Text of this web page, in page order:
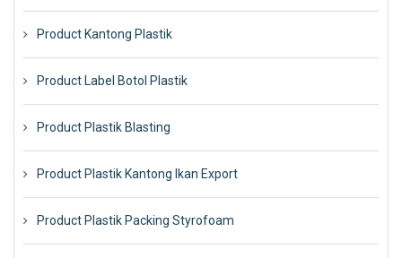
Product Kantong Plastik
Product Label Botol Plastik
Product Plastik Blasting
Product Plastik Kantong Ikan Export
Product Plastik Packing Styrofoam